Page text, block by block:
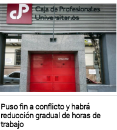
Puso fin a conflicto y habrá
reducción gradual de horas de
trabajo